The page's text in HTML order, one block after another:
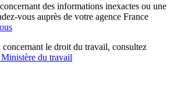
des informations inexactes ou une
vous auprès de votre agence France
le droit du travail, consultez
du travail